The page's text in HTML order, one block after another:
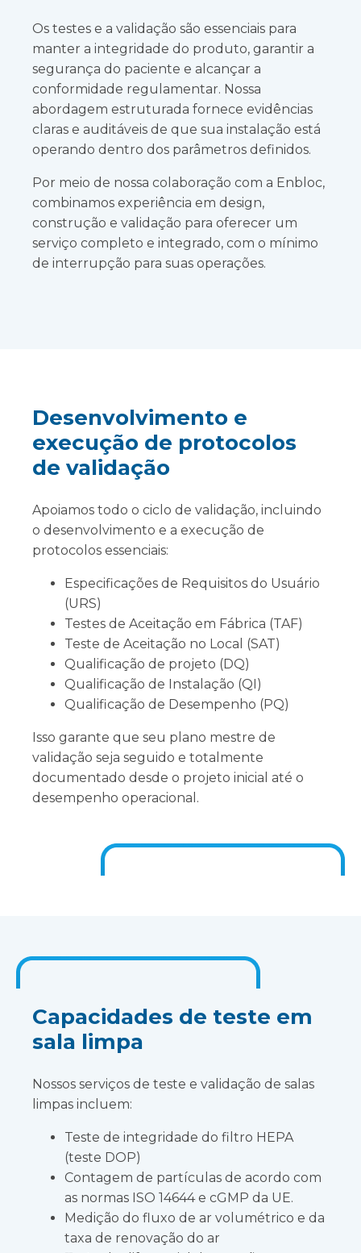
Os testes e a validação são essenciais para
manter a integridade do produto, garantir a
segurança do paciente e alcançar a
conformidade regulamentar. Nossa
abordagem estruturada fornece evidências
claras e auditáveis de que sua instalação está
operando dentro dos parâmetros definidos.
Por meio de nossa colaboração com a Enbloc,
combinamos experiência em design,
construção e validação para oferecer um
serviço completo e integrado, com o mínimo
de interrupção para suas operações.
Desenvolvimento e
execução de protocolos
de validação
Apoiamos todo o ciclo de validação, incluindo
o desenvolvimento e a execução de
protocolos essenciais:
Especificações de Requisitos do Usuário
(URS)
Testes de Aceitação em Fábrica (TAF)
Teste de Aceitação no Local (SAT)
Qualificação de projeto (DQ)
Qualificação de Instalação (QI)
Qualificação de Desempenho (PQ)
Isso garante que seu plano mestre de
validação seja seguido e totalmente
documentado desde o projeto inicial até o
desempenho operacional.
Capacidades de teste em
sala limpa
Nossos serviços de teste e validação de salas
limpas incluem:
Teste de integridade do filtro HEPA
(teste DOP)
Contagem de partículas de acordo com
as normas ISO 14644 e cGMP da UE.
Medição do fluxo de ar volumétrico e da
taxa de renovação do ar